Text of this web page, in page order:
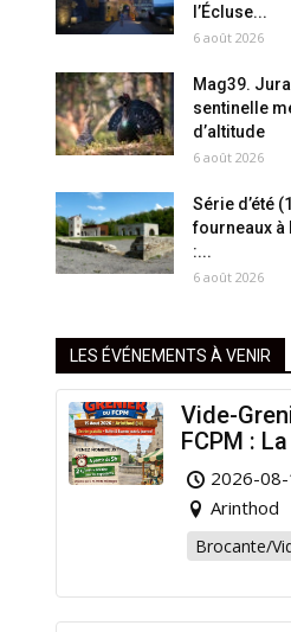
l’Écluse...
6 août 2026
Mag39.
sentinelle
d’altitude
6 août 2026
Série d’été
fourneaux à
:...
6 août 2026
LES ÉVÉNEMENTS À VENIR
Vide-
FCPM :
Affaire de
Arinthod !
2026-
Arinthod
Brocante/